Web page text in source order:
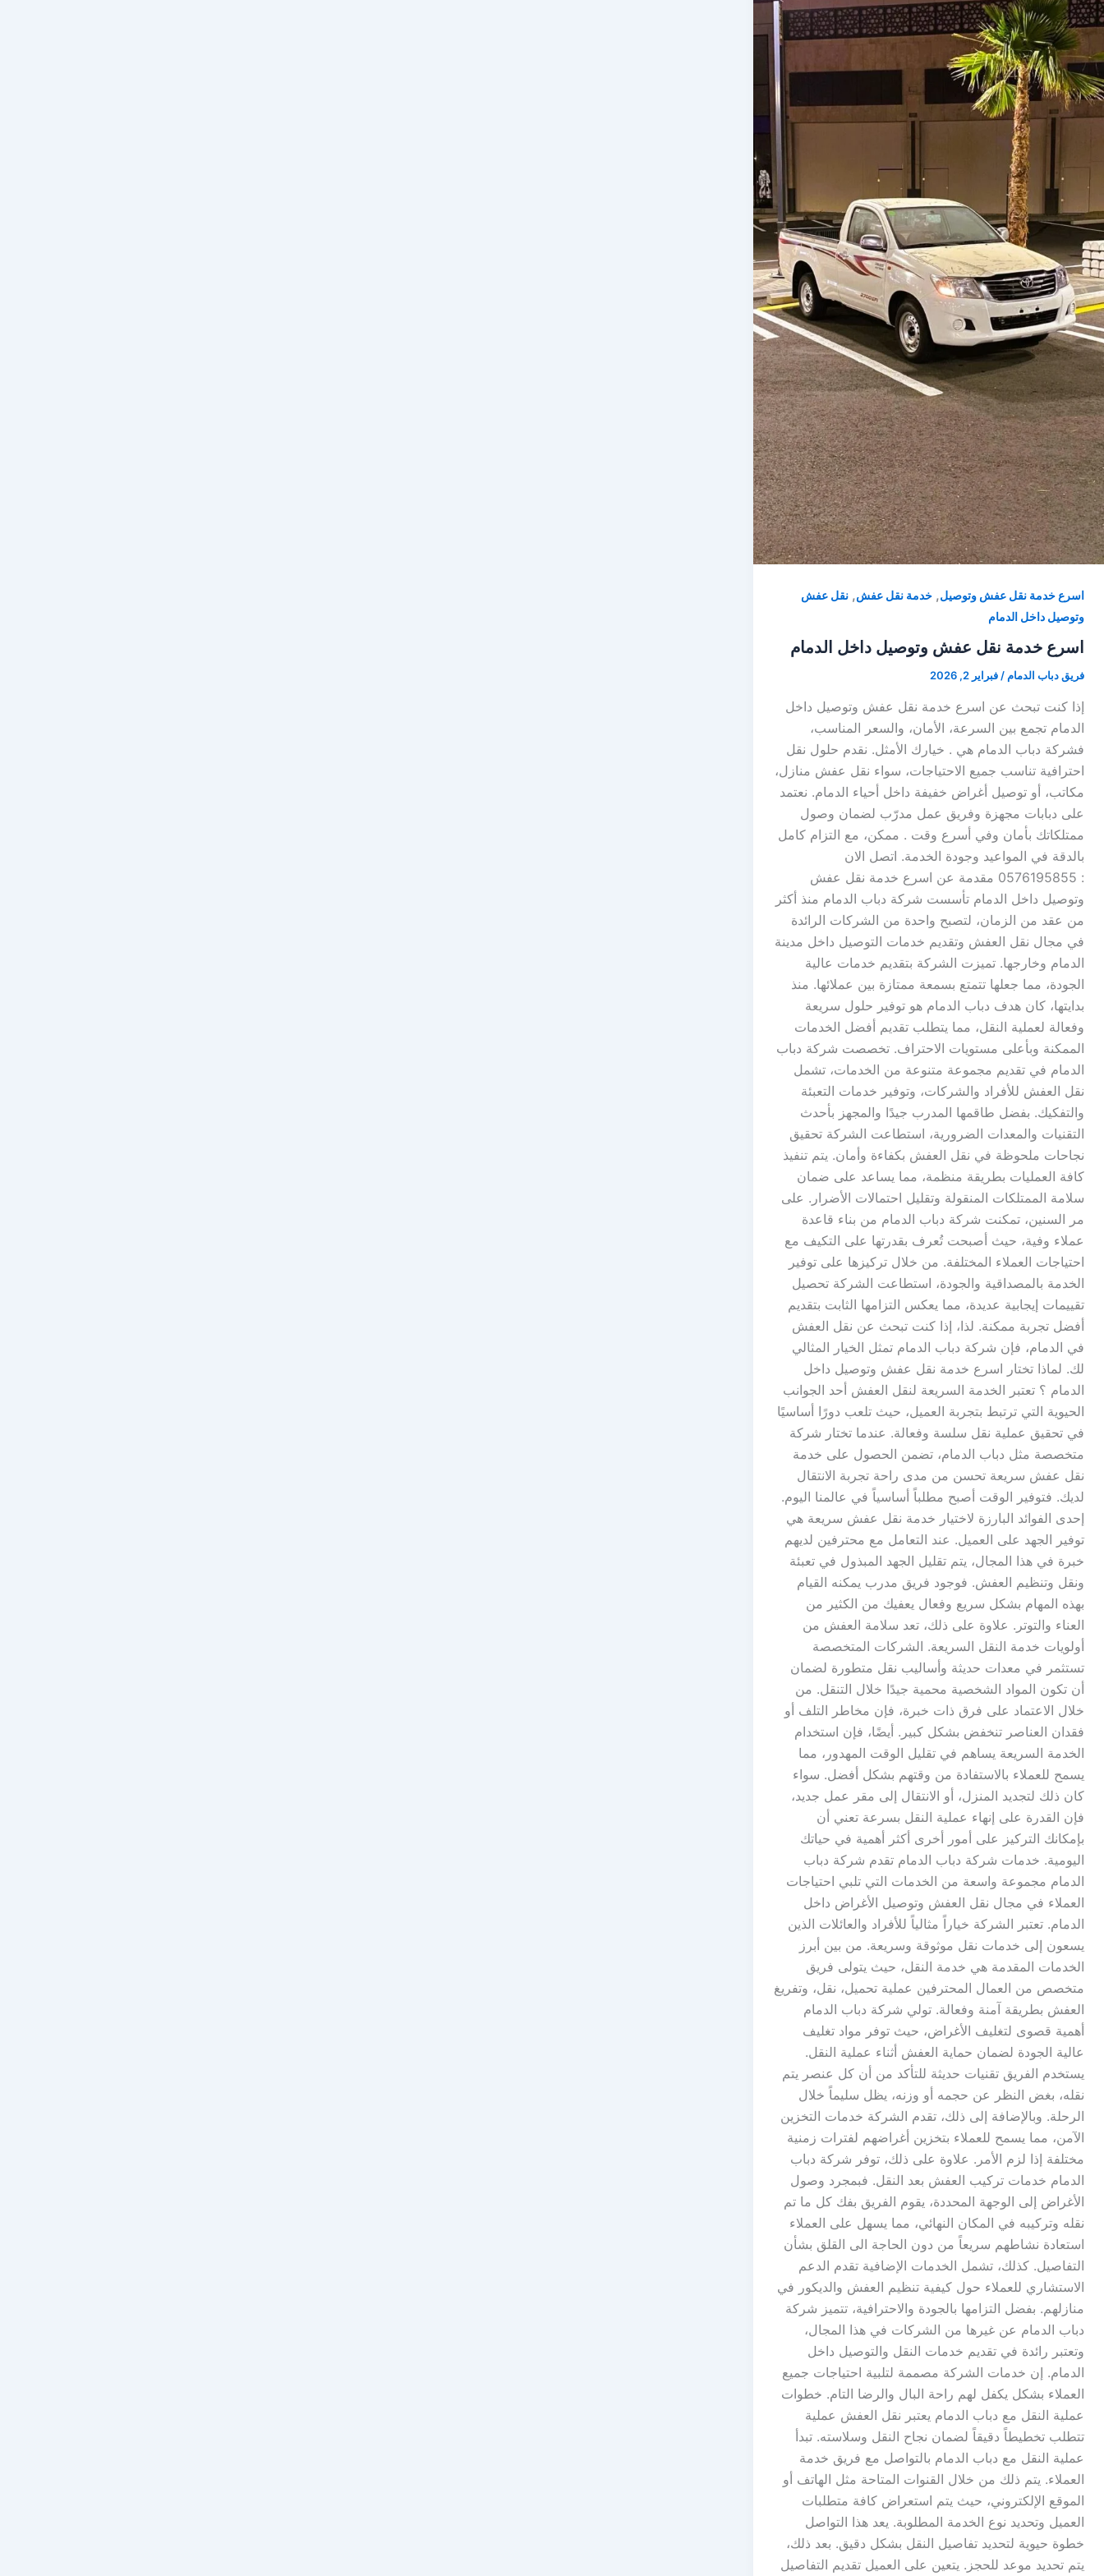
اسرع خدمة نقل عفش وتوصيل, خدمة نقل عفش, نقل عفش
وتوصيل داخل الدمام
اسرع خدمة نقل عفش وتوصيل داخل الدمام
فريق دباب الدمام /فبراير 2, 2026
إذا كنت تبحث عن اسرع خدمة نقل عفش وتوصيل داخل
الدمام تجمع بين السرعة، الأمان، والسعر المناسب،
فشركة دباب الدمام هي . خيارك الأمثل. نقدم حلول نقل
احترافية تناسب جميع الاحتياجات، سواء نقل عفش منازل،
مكاتب، أو توصيل أغراض خفيفة داخل أحياء الدمام. نعتمد
على دبابات مجهزة وفريق عمل مدرّب لضمان وصول
ممتلكاتك بأمان وفي أسرع وقت . ممكن، مع التزام كامل
بالدقة في المواعيد وجودة الخدمة. اتصل الان
: 0576195855 مقدمة عن اسرع خدمة نقل عفش
وتوصيل داخل الدمام تأسست شركة دباب الدمام منذ أكثر
من عقد من الزمان، لتصبح واحدة من الشركات الرائدة
في مجال نقل العفش وتقديم خدمات التوصيل داخل مدينة
الدمام وخارجها. تميزت الشركة بتقديم خدمات عالية
الجودة، مما جعلها تتمتع بسمعة ممتازة بين عملائها. منذ
بدايتها، كان هدف دباب الدمام هو توفير حلول سريعة
وفعالة لعملية النقل، مما يتطلب تقديم أفضل الخدمات
الممكنة وبأعلى مستويات الاحتراف. تخصصت شركة دباب
الدمام في تقديم مجموعة متنوعة من الخدمات، تشمل
نقل العفش للأفراد والشركات، وتوفير خدمات التعبئة
والتفكيك. بفضل طاقمها المدرب جيدًا والمجهز بأحدث
التقنيات والمعدات الضرورية، استطاعت الشركة تحقيق
نجاحات ملحوظة في نقل العفش بكفاءة وأمان. يتم تنفيذ
كافة العمليات بطريقة منظمة، مما يساعد على ضمان
سلامة الممتلكات المنقولة وتقليل احتمالات الأضرار. على
مر السنين، تمكنت شركة دباب الدمام من بناء قاعدة
عملاء وفية، حيث أصبحت تُعرف بقدرتها على التكيف مع
احتياجات العملاء المختلفة. من خلال تركيزها على توفير
الخدمة بالمصداقية والجودة، استطاعت الشركة تحصيل
تقييمات إيجابية عديدة، مما يعكس التزامها الثابت بتقديم
أفضل تجربة ممكنة. لذا، إذا كنت تبحث عن نقل العفش
في الدمام، فإن شركة دباب الدمام تمثل الخيار المثالي
لك. لماذا تختار اسرع خدمة نقل عفش وتوصيل داخل
الدمام ؟ تعتبر الخدمة السريعة لنقل العفش أحد الجوانب
الحيوية التي ترتبط بتجربة العميل، حيث تلعب دورًا أساسيًا
في تحقيق عملية نقل سلسة وفعالة. عندما تختار شركة
متخصصة مثل دباب الدمام، تضمن الحصول على خدمة
نقل عفش سريعة تحسن من مدى راحة تجربة الانتقال
لديك. فتوفير الوقت أصبح مطلباً أساسياً في عالمنا اليوم.
إحدى الفوائد البارزة لاختيار خدمة نقل عفش سريعة هي
توفير الجهد على العميل. عند التعامل مع محترفين لديهم
خبرة في هذا المجال، يتم تقليل الجهد المبذول في تعبئة
ونقل وتنظيم العفش. فوجود فريق مدرب يمكنه القيام
بهذه المهام بشكل سريع وفعال يعفيك من الكثير من
العناء والتوتر. علاوة على ذلك، تعد سلامة العفش من
أولويات خدمة النقل السريعة. الشركات المتخصصة
تستثمر في معدات حديثة وأساليب نقل متطورة لضمان
أن تكون المواد الشخصية محمية جيدًا خلال التنقل. من
خلال الاعتماد على فرق ذات خبرة، فإن مخاطر التلف أو
فقدان العناصر تنخفض بشكل كبير. أيضًا، فإن استخدام
الخدمة السريعة يساهم في تقليل الوقت المهدور، مما
يسمح للعملاء بالاستفادة من وقتهم بشكل أفضل. سواء
كان ذلك لتجديد المنزل، أو الانتقال إلى مقر عمل جديد،
فإن القدرة على إنهاء عملية النقل بسرعة تعني أن
بإمكانك التركيز على أمور أخرى أكثر أهمية في حياتك
اليومية. خدمات شركة دباب الدمام تقدم شركة دباب
الدمام مجموعة واسعة من الخدمات التي تلبي احتياجات
العملاء في مجال نقل العفش وتوصيل الأغراض داخل
الدمام. تعتبر الشركة خياراً مثالياً للأفراد والعائلات الذين
يسعون إلى خدمات نقل موثوقة وسريعة. من بين أبرز
الخدمات المقدمة هي خدمة النقل، حيث يتولى فريق
متخصص من العمال المحترفين عملية تحميل، نقل، وتفريغ
العفش بطريقة آمنة وفعالة. تولي شركة دباب الدمام
أهمية قصوى لتغليف الأغراض، حيث توفر مواد تغليف
عالية الجودة لضمان حماية العفش أثناء عملية النقل.
يستخدم الفريق تقنيات حديثة للتأكد من أن كل عنصر يتم
نقله، بغض النظر عن حجمه أو وزنه، يظل سليماً خلال
الرحلة. وبالإضافة إلى ذلك، تقدم الشركة خدمات التخزين
الآمن، مما يسمح للعملاء بتخزين أغراضهم لفترات زمنية
مختلفة إذا لزم الأمر. علاوة على ذلك، توفر شركة دباب
الدمام خدمات تركيب العفش بعد النقل. فبمجرد وصول
الأغراض إلى الوجهة المحددة، يقوم الفريق بفك كل ما تم
نقله وتركيبه في المكان النهائي، مما يسهل على العملاء
استعادة نشاطهم سريعاً من دون الحاجة الى القلق بشأن
التفاصيل. كذلك، تشمل الخدمات الإضافية تقدم الدعم
الاستشاري للعملاء حول كيفية تنظيم العفش والديكور في
منازلهم. بفضل التزامها بالجودة والاحترافية، تتميز شركة
دباب الدمام عن غيرها من الشركات في هذا المجال،
وتعتبر رائدة في تقديم خدمات النقل والتوصيل داخل
الدمام. إن خدمات الشركة مصممة لتلبية احتياجات جميع
العملاء بشكل يكفل لهم راحة البال والرضا التام. خطوات
عملية النقل مع دباب الدمام يعتبر نقل العفش عملية
تتطلب تخطيطاً دقيقاً لضمان نجاح النقل وسلاسته. تبدأ
عملية النقل مع دباب الدمام بالتواصل مع فريق خدمة
العملاء. يتم ذلك من خلال القنوات المتاحة مثل الهاتف أو
الموقع الإلكتروني، حيث يتم استعراض كافة متطلبات
العميل وتحديد نوع الخدمة المطلوبة. يعد هذا التواصل
خطوة حيوية لتحديد تفاصيل النقل بشكل دقيق. بعد ذلك،
يتم تحديد موعد للحجز. يتعين على العميل تقديم التفاصيل